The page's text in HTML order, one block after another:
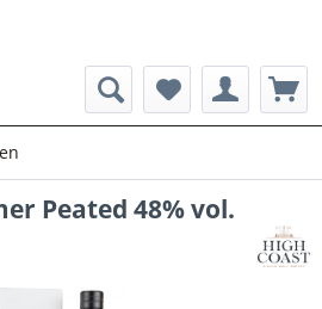
Peated 48% vol.